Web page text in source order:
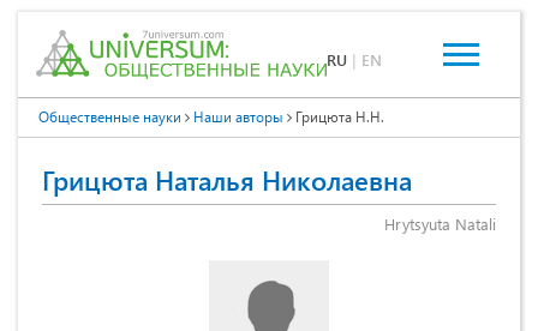
RU | EN
Общественные науки Наши авторы Грицюта Н.Н.
Грицюта Наталья Николаевна
Hrytsyuta Natali